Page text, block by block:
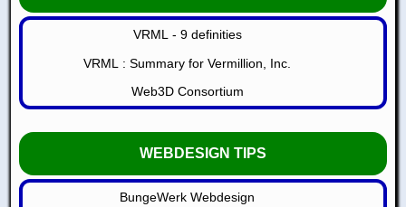
VRML - 9 definities
VRML : Summary for Vermillion, Inc.
Web3D Consortium
WEBDESIGN TIPS
BungeWerk Webdesign